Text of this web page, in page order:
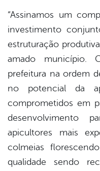
“Assinamos um
investimento
estruturação
amado município.
prefeitura na ordem
no potencial da
comprometidos em
desenvolvimento
apicultores mais
colmeias
qualidade sendo